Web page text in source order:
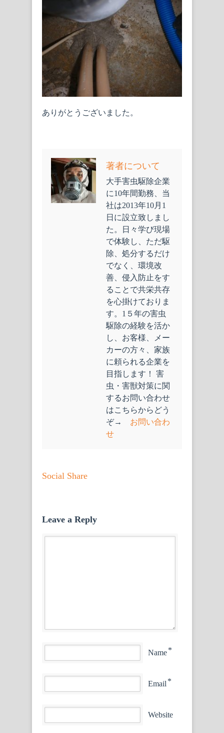
ありがとうございました。
著者について
大手害虫駆除企業
に10年間勤務、当
社は2013年10月1
日に設立致しまし
た。日々学び現場
で体験し、ただ駆
除、処分するだけ
でなく、環境改
善、侵入防止をす
ることで共栄共存
を心掛けておりま
す。1５年の害虫
駆除の経験を活か
し、お客様、メー
カーの方々、家族
に頼られる企業を
目指します！ 害
虫・害獣対策に関
するお問い合わせ
はこちらからどう
ぞ→ お問い合わ
せ
Social Share
Leave a Reply
Name*
Email *
Website